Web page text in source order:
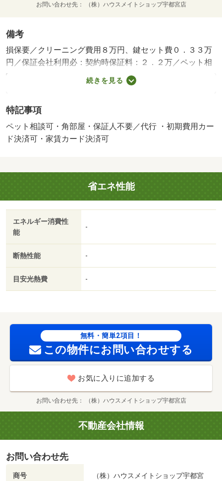
お問い合わせ先 （株）ハウスメイトショップ宇都宮店
備考
損保要／クリーニング費用８万円、鍵セット費０．３３万
円／保証会社利用必：契約時保証料：２．２万／ペット相
談／ルームシェア不可／保証会社利用必須／バストイレ別
／シャワー付洗面台／ＴＶインターホン／浴室乾燥機／室
／追焚機能浴室／角住戸／温水洗浄便座／洗面所独立／駐
輪場／宅配ボックス／即入居可／敷金不要／防犯カメラ／
ペット相談／ＩＨクッキングヒーター／照明付／オートバ
内／２×４工法／２４時間換気システム／複層ガラス／サ
ンルーム／人感照明センサー／プロパンガス／シャッター
／室内物干機／ＢＳ／初期費用カード決済可／家賃カード
決済可
続きを見る
特記事項
ペット相談可・角部屋・保証人不要／代行 ・初期費用カー
ド決済可・家賃カード決済可
省エネ性能
エネルギー消費性
能
-
断熱性能 -
目安光熱費 -
無料・簡単2項目！
この物件にお問い合わせする
お気に入りに追加する
お問い合わせ先 （株）ハウスメイトショップ宇都宮店
不動産会社情報
お問い合わせ先
商号
（株）ハウスメイトショップ宇都宮